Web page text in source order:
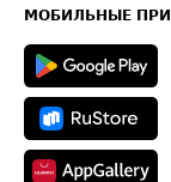
Техническая
МОБИЛЬНЫЕ